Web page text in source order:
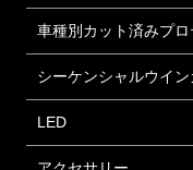
車種別カット済みプ
シーケンシャルウイン
LED